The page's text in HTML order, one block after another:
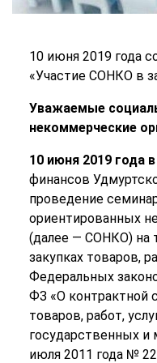
10 июня 2019 года
«Участие СОНКО в
Уважаемые
некоммерческие
10 июня 2019 года
финансов
проведение
ориентированных
(далее — СОНКО) на
закупках товаров,
Федеральных
ФЗ «О контрактной
товаров, работ,
государственных и
июля 2011 года №